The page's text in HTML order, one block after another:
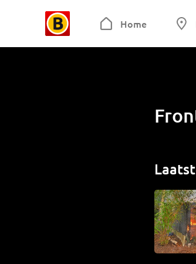
Home